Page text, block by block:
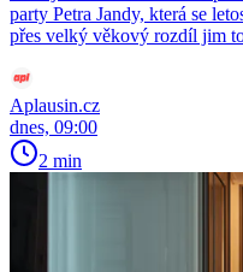
party Petra Jandy, která se
přes velký věkový rozdíl jim
Aplausin.cz
dnes, 09:00
2 min